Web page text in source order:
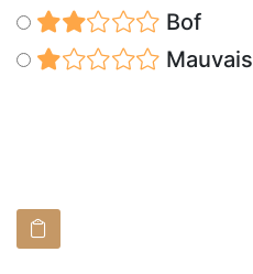
Bof
Mauvais